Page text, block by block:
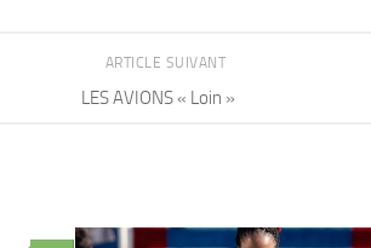
ARTICLE SUIVANT
LES AVIONS « Loin »